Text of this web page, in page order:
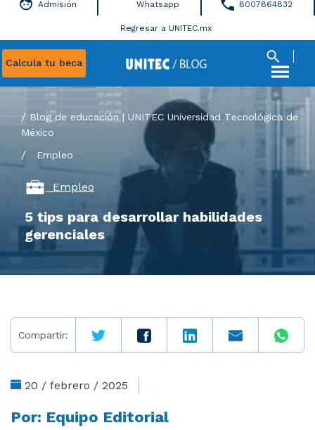
Calcula tu beca
Admisión Whatsapp 8007864832
Regresar a UNITEC.mx
Blog de educación | UNITEC Universidad Tecnológica de
México
/ Empleo
Empleo
5 tips para desarrollar habilidades
gerenciales
Compartir:
20 / febrero / 2025
Por: Equipo Editorial